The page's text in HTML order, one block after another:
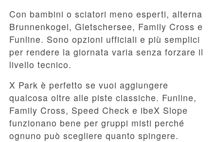
Con bambini o sciatori meno esperti, alterna
Brunnenkogel, Gletschersee, Family Cross e
Funline. Sono opzioni ufficiali e più semplici
per rendere la giornata varia senza forzare il
livello tecnico.
X Park è perfetto se vuoi aggiungere
qualcosa oltre alle piste classiche. Funline,
Family Cross, Speed Check e ibeX Slope
funzionano bene per gruppi misti perché
ognuno può scegliere quanto spingere.